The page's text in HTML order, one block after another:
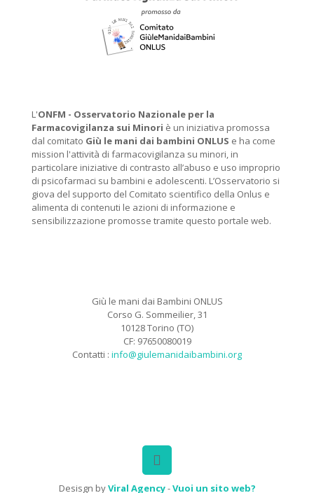
L'ONFM - Osservatorio Nazionale per la
Farmacovigilanza sui Minori è un iniziativa promossa
dal comitato Giù le mani dai bambini ONLUS e ha come
mission l'attività di farmacovigilanza su minori, in
particolare iniziative di contrasto all’abuso e uso improprio
di psicofarmaci su bambini e adolescenti. L’Osservatorio si
giova del supporto del Comitato scientifico della Onlus e
alimenta di contenuti le azioni di informazione e
sensibilizzazione promosse tramite questo portale web.
Giù le mani dai Bambini ONLUS
Corso G. Sommeilier, 31
10128 Torino (TO)
CF: 97650080019
Contatti : info@giulemanidaibambini.org
Desisgn byViral Agency-Vuoi un sito web?